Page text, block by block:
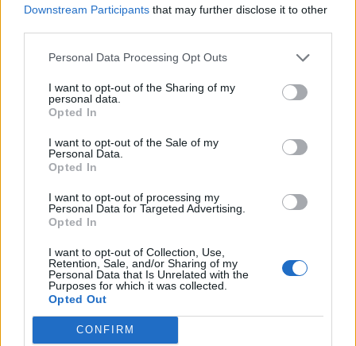
Downstream Participants that may further disclose it to other
Personal Data Processing Opt Outs
I want to opt-out of the Sharing of my
personal data.
Opted In
I want to opt-out of the Sale of my
Personal Data.
Opted In
I want to opt-out of processing my
Personal Data for Targeted Advertising.
Opted In
I want to opt-out of Collection, Use,
Retention, Sale, and/or Sharing of my
Personal Data that Is Unrelated with the
Purposes for which it was collected.
Opted Out
CONFIRM
T
V I S
D E V
I T
D
I D E
I
S E D
I
S T
E S